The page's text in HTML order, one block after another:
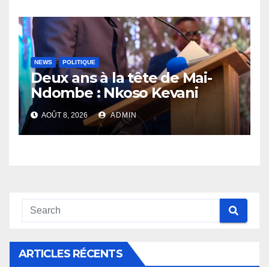
NEWS POLITIQUE
Deux ans à la tête de Mai-
Ndombe : Nkoso Kevani
défend son bilan et fait de la
sécurité sa priorité
AOÛT 8, 2026 ADMIN
ARTICLES RÉCENTS